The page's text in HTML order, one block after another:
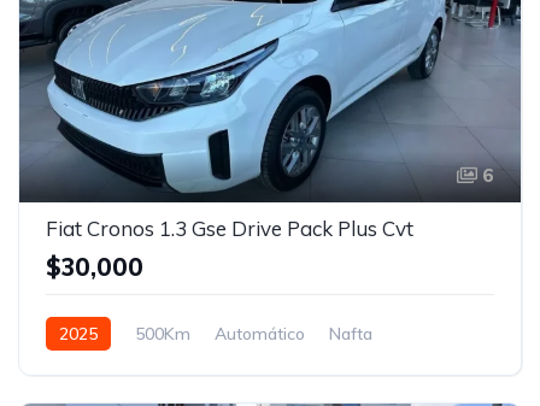
6
Fiat Cronos 1.3 Gse Drive Pack Plus Cvt
$30,000
2025 500Km Automático
Nafta